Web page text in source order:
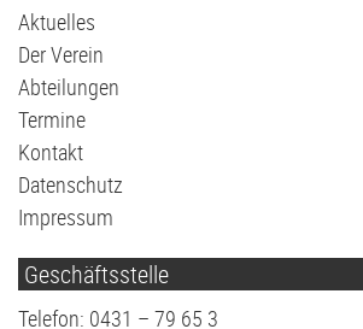
überspringen
Aktuelles
Der Verein
Abteilungen
Termine
Kontakt
Datenschutz
Impressum
Geschäftsstelle
Telefon: 0431 – 79 65 3